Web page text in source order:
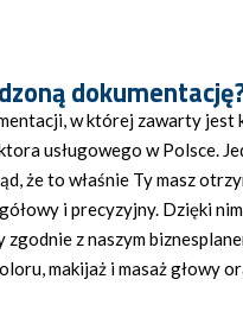
w której zawarty jest
usługowego w Polsce.
że to właśnie Ty masz
i precyzyjny. Dzięki
z naszym
makijaż i masaż głowy